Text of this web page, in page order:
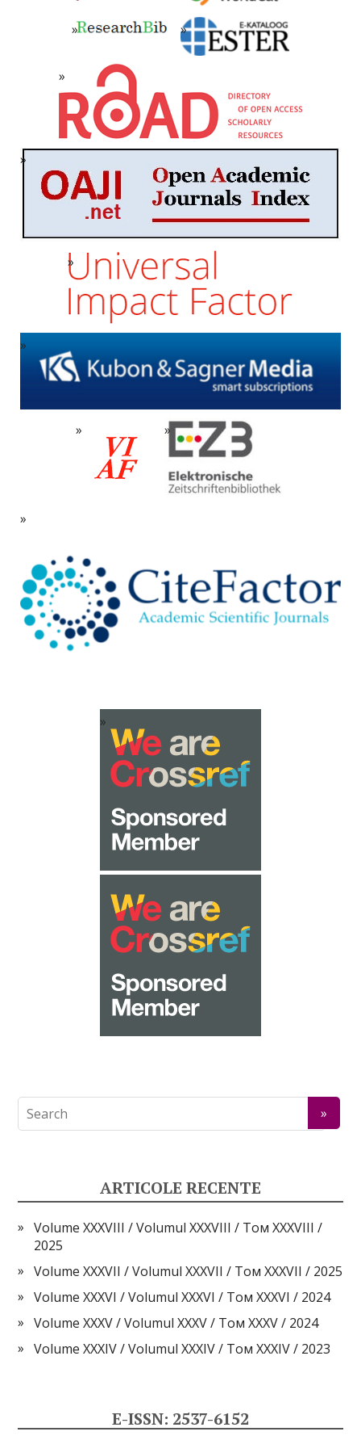
ARTICOLE RECENTE
Volume XXXVIII / Volumul XXXVIII / Том XXXVIII /
2025
Volume XXXVII / Volumul XXXVII / Том XXXVII / 2025
Volume XXXVI / Volumul XXXVI / Том XXXVI / 2024
Volume XXXV / Volumul XXXV / Том XXXV / 2024
Volume XXXIV / Volumul XXXIV / Том XXXIV / 2023
E-ISSN: 2537-6152